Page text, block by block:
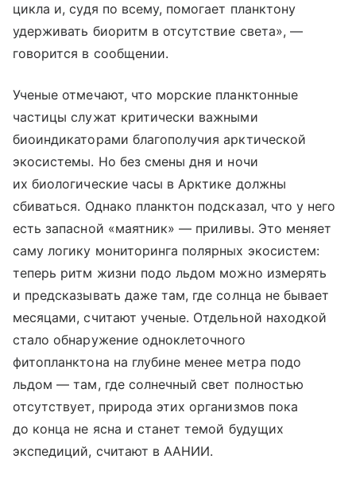
цикла и, судя по всему, помогает планктону
удерживать биоритм в отсутствие света», —
говорится в сообщении.
Ученые отмечают, что морские планктонные
частицы служат критически важными
биоиндикаторами благополучия арктической
экосистемы. Но без смены дня и ночи
их биологические часы в Арктике должны
сбиваться. Однако планктон подсказал, что у него
есть запасной «маятник» — приливы. Это меняет
саму логику мониторинга полярных экосистем:
теперь ритм жизни подо льдом можно измерять
и предсказывать даже там, где солнца не бывает
месяцами, считают ученые. Отдельной находкой
стало обнаружение одноклеточного
фитопланктона на глубине менее метра подо
льдом — там, где солнечный свет полностью
отсутствует, природа этих организмов пока
до конца не ясна и станет темой будущих
экспедиций, считают в ААНИИ.